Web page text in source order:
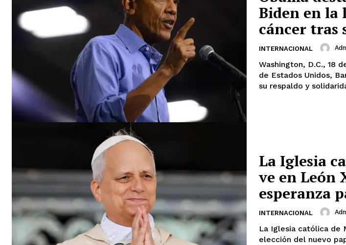
Biden en la
cáncer tras
INTERNACIONAL
Washington, D.C., 18
de Estados Unidos,
su respaldo y
La Iglesia
ve en León
esperanza
INTERNACIONAL
La Iglesia católica de
elección del nuevo